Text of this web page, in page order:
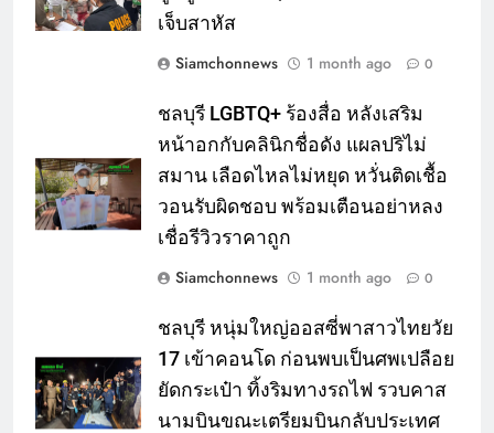
เจ็บสาหัส
Siamchonnews
1 month ago 0
ชลบุรี LGBTQ+ ร้องสื่อ หลังเสริม
หน้าอกกับคลินิกชื่อดัง แผลปริไม่
สมาน เลือดไหลไม่หยุด หวั่นติดเชื้อ
วอนรับผิดชอบ พร้อมเตือนอย่าหลง
เชื่อรีวิวราคาถูก
Siamchonnews
1 month ago 0
ชลบุรี หนุ่มใหญ่ออสซี่พาสาวไทยวัย
17 เข้าคอนโด ก่อนพบเป็นศพเปลือย
ยัดกระเป๋า ทิ้งริมทางรถไฟ รวบคาส
นามบินขณะเตรียมบินกลับประเทศ